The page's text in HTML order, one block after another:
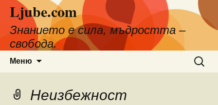
съдържанието
Ljube.com
Знанието е сила, мъдростта –
свобода.
Меню
за:
Неизбежност